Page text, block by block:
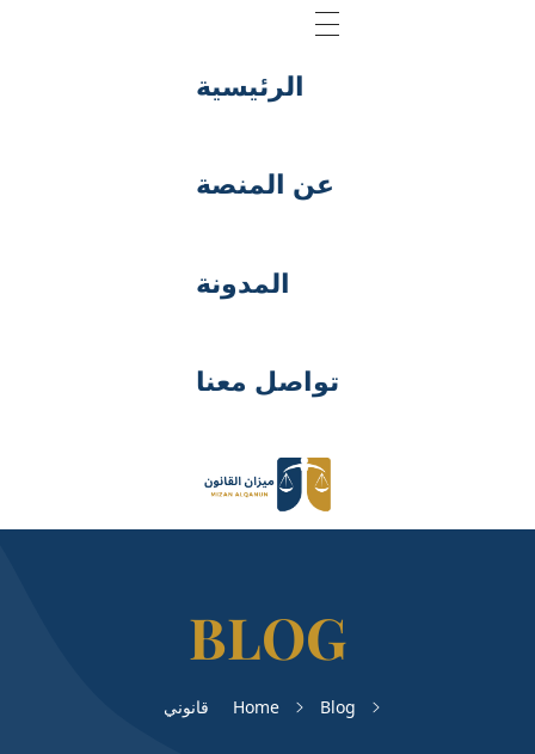
الرئيسية
عن المنصة
المدونة
تواصل معنا
Home Blog قانوني